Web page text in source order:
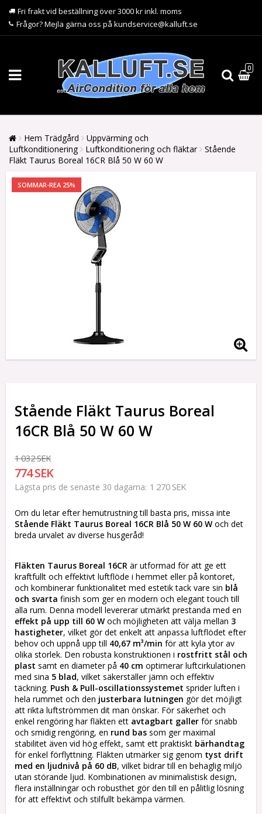
Fri frakt vid beställning över 3000 kr inkl. moms
Frågor? Mejla gärna oss på kundservice@kalluft.se
0
Hem Trädgård
Uppvärming och
Luftkonditionering
Luftkonditionering och fläktar
Stående
Fläkt Taurus Boreal 16CR Blå 50 W 60 W
SOMMAR-REA 25%
Stående Fläkt Taurus Boreal
16CR Blå 50 W 60 W
1 032 SEK
774 SEK
Lägsta pris de senaste 30 dagarna 1 270 SEK
Om du letar efter hemutrustning till basta pris, missa inte
Stående Fläkt Taurus Boreal 16CR Blå 50 W 60 W och det
breda urvalet av diverse husgeråd!
Fläkten Taurus Boreal 16CR är utformad för att ge ett
kraftfullt och effektivt luftflöde i hemmet eller på kontoret,
och kombinerar funktionalitet med estetik tack vare sin blå
och svarta finish som ger en modern och elegant touch till
alla rum. Denna modell levererar utmärkt prestanda med en
effekt på upp till 60 W och möjligheten att välja mellan 3
hastigheter, vilket gör det enkelt att anpassa luftflödet efter
behov och uppnå upp till 40,67 m³/min för att kyla ytor av
olika storlek. Den robusta konstruktionen i rostfritt stål och
plast samt en diameter på 40 cm optimerar luftcirkulationen
med sina 5 blad, vilket säkerställer jämn och effektiv
täckning. Push & Pull-oscillationssystemet sprider luften i
hela rummet och den justerbara lutningen gör det möjligt
att rikta luftströmmen dit man önskar. För säkerhet och
enkel rengöring har fläkten ett avtagbart galler för snabb
och smidig rengöring, en rund bas som ger maximal
stabilitet även vid hög effekt, samt ett praktiskt bärhandtag
för enkel förflyttning. Fläkten utmärker sig genom tyst drift
med en ljudnivå på 60 dB, vilket bidrar till en behaglig miljö
utan störande ljud. Kombinationen av minimalistisk design,
flera inställningar och robusthet gör den till en pålitlig lösning
för att effektivt och stilfullt bekämpa värmen.